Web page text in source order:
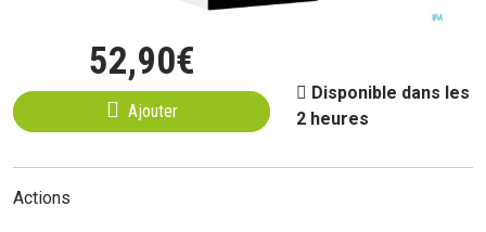
52,90€
Ajouter
Disponible dans les
2 heures
Actions